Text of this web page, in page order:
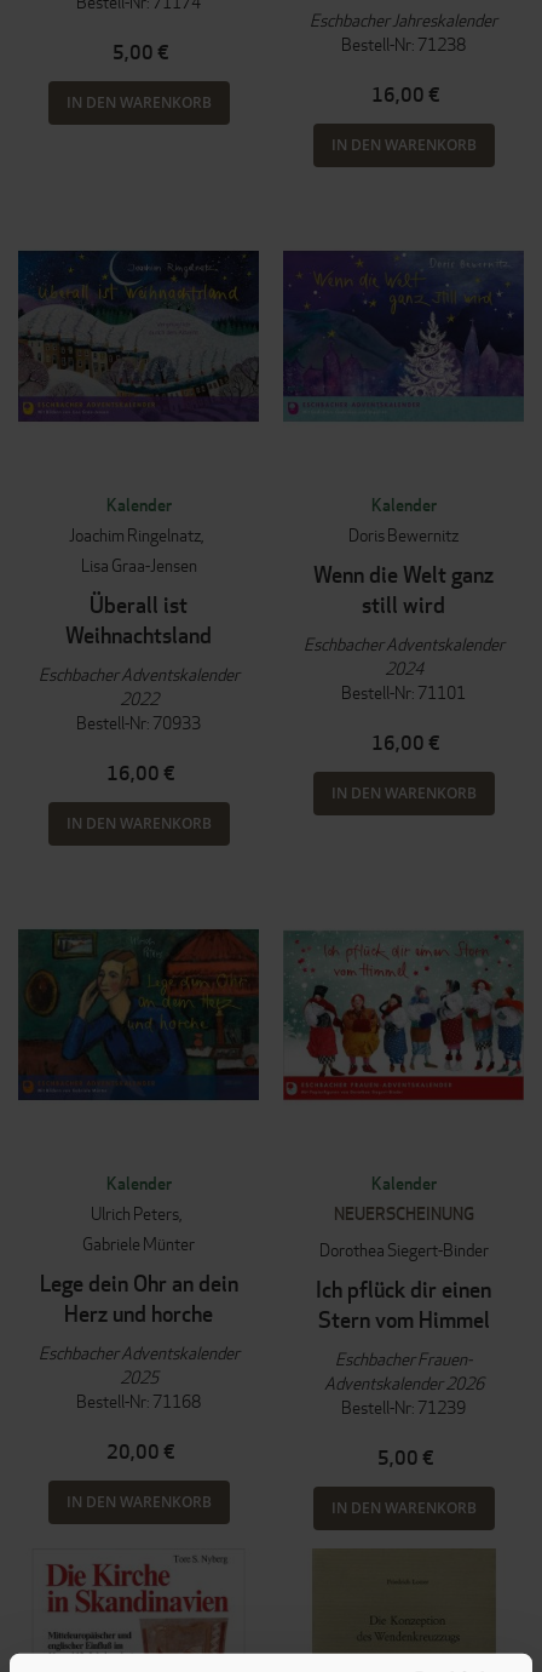
5,00 €
IN DEN WARENKORB
Eschbacher Jahreskalender
Bestell-Nr: 71238
16,00 €
IN DEN WARENKORB
Kalender
Joachim Ringelnatz
Lisa Graa-Jensen
Überall ist
Weihnachtsland
Eschbacher Adventskalender
2022
Bestell-Nr: 70933
16,00 €
IN DEN WARENKORB
Kalender
Doris Bewernitz
Wenn die Welt ganz
still wird
Eschbacher Adventskalender
2024
Bestell-Nr: 71101
16,00 €
IN DEN WARENKORB
Kalender
Ulrich Peters
Gabriele Münter
Lege dein Ohr an dein
Herz und horche
Eschbacher Adventskalender
2025
Bestell-Nr: 71168
20,00 €
IN DEN WARENKORB
Kalender
NEUERSCHEINUNG
Dorothea Siegert-Binder
Ich pflück dir einen
Stern vom Himmel
Eschbacher Frauen-
Adventskalender 2026
Bestell-Nr: 71239
5,00 €
IN DEN WARENKORB